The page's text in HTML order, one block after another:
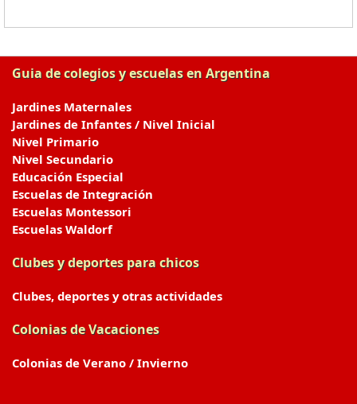
Guia de colegios y escuelas en Argentina
Jardines Maternales
Jardines de Infantes / Nivel Inicial
Nivel Primario
Nivel Secundario
Educación Especial
Escuelas de Integración
Escuelas Montessori
Escuelas Waldorf
Clubes y deportes para chicos
Clubes, deportes y otras actividades
Colonias de Vacaciones
Colonias de Verano / Invierno